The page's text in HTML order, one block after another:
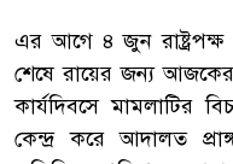
এর আগে ৪ জুন রাষ্ট্রপক্ষ
শেষে রায়ের জন্য আজকের
কার্যদিবসে মামলাটির
কেন্দ্র করে আদালত